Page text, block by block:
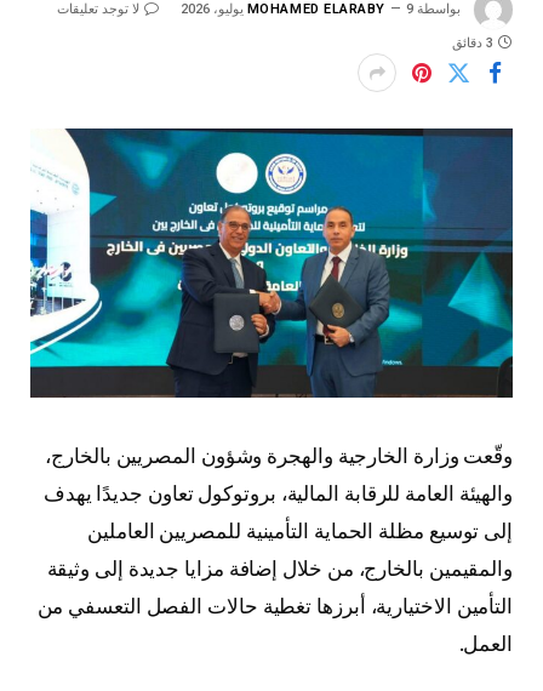
بواسطة MOHAMED ELARABY 9 يوليو، 2026 لا توجد تعليقات
3 دقائق
وقّعت وزارة الخارجية والهجرة وشؤون المصريين بالخارج،
والهيئة العامة للرقابة المالية، بروتوكول تعاون جديدًا يهدف
إلى توسيع مظلة الحماية التأمينية للمصريين العاملين
والمقيمين بالخارج، من خلال إضافة مزايا جديدة إلى وثيقة
التأمين الاختيارية، أبرزها تغطية حالات الفصل التعسفي من
العمل.